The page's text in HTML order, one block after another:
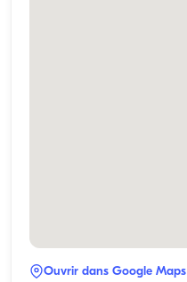
Ouvrir dans Google Maps